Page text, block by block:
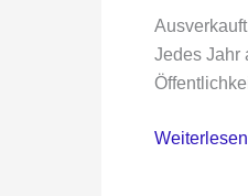
Jedes Jahr
Inka